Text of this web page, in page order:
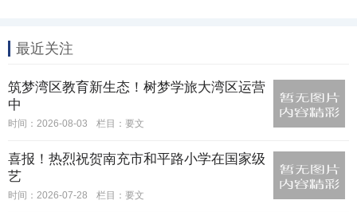
最近关注
筑梦湾区教育新生态！树梦学旅大湾区运营
中
时间：2026-08-03 栏目： 要文
喜报！热烈祝贺南充市和平路小学在国家级
艺
时间：2026-07-28 栏目： 要文